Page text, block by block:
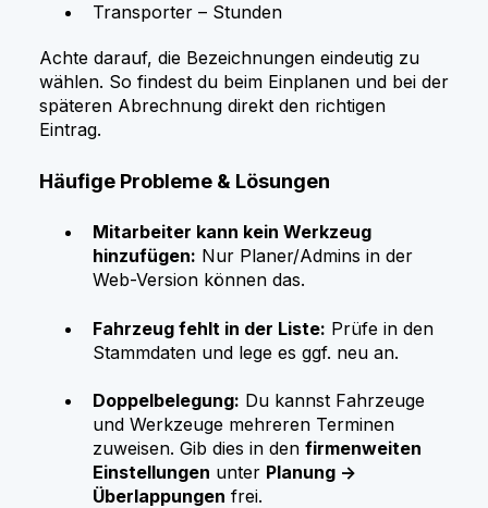
Transporter – Stunden
Achte darauf, die Bezeichnungen eindeutig zu
wählen. So findest du beim Einplanen und bei der
späteren Abrechnung direkt den richtigen
Eintrag.
Häufige Probleme & Lösungen
Mitarbeiter kann kein Werkzeug
hinzufügen: Nur Planer/Admins in der
Web-Version können das.
Fahrzeug fehlt in der Liste: Prüfe in den
Stammdaten und lege es ggf. neu an.
Doppelbelegung: Du kannst Fahrzeuge
und Werkzeuge mehreren Terminen
zuweisen. Gib dies in den firmenweiten
Einstellungen unter Planung →
Überlappungen frei.